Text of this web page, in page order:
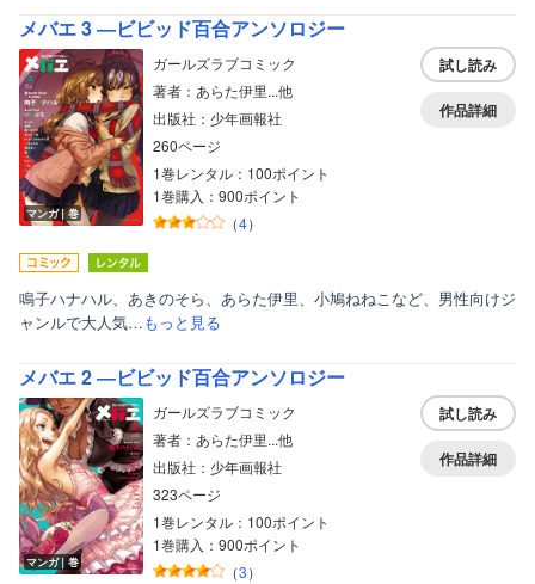
メバエ 3 ―ビビッド百合アンソロジー
マンガ｜巻
ガールズラブコミック
著者：あらた伊里...他
出版社：少年画報社
260ページ
1巻レンタル：100ポイント
1巻購入：900ポイント
（4）
試し読み
作品詳細
鳴子ハナハル、あきのそら、あらた伊里、小鳩ねねこなど、男性向けジ
ャンルで大人気…もっと見る
メバエ 2 ―ビビッド百合アンソロジー
マンガ｜巻
ガールズラブコミック
著者：あらた伊里...他
出版社：少年画報社
323ページ
1巻レンタル：100ポイント
1巻購入：900ポイント
（3）
試し読み
作品詳細
ティーンズラブ
美女・美少女
女性写真集